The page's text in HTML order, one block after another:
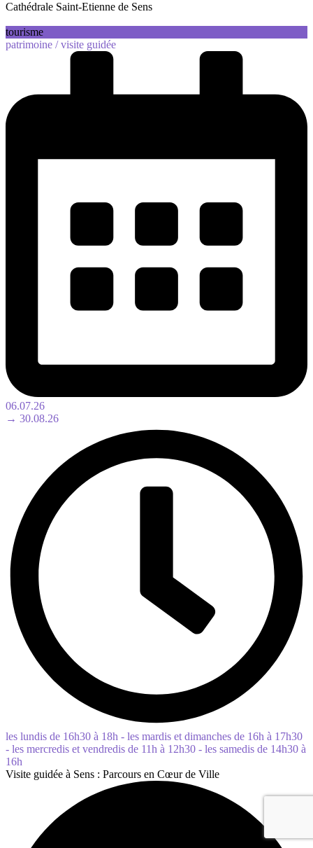
Cathédrale Saint-Etienne de Sens
tourisme
patrimoine /visite guidée
06.07.26
→ 30.08.26
les lundis de 16h30 à 18h - les mardis et dimanches de 16h à 17h30
- les mercredis et vendredis de 11h à 12h30 - les samedis de 14h30 à
16h
Visite guidée à Sens : Parcours en Cœur de Ville